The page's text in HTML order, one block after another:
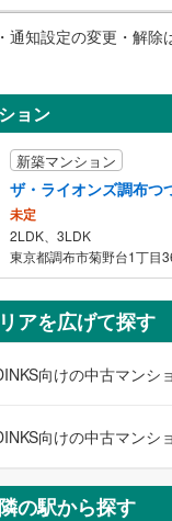
・階段手すり）
通知設定の変更・解除
ョン
新築マンション
ザ・ライオンズ調布つ
未定
2LDK、3LDK
アを広げて探す
向けの中古マンシ
向けの中古マンシ
の駅から探す